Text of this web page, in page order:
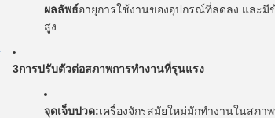
ผลลัพธ์อายุการใช้งานของอุปกรณ์ที่ลดลง และมี
สูง
3การปรับตัวต่อสภาพการทํางานที่รุนแรง
จุดเจ็บปวด:เครื่องจักรสมัยใหม่มักทํางานในสภา